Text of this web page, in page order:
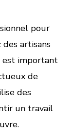
pour
artisans
est important
de
des
un travail